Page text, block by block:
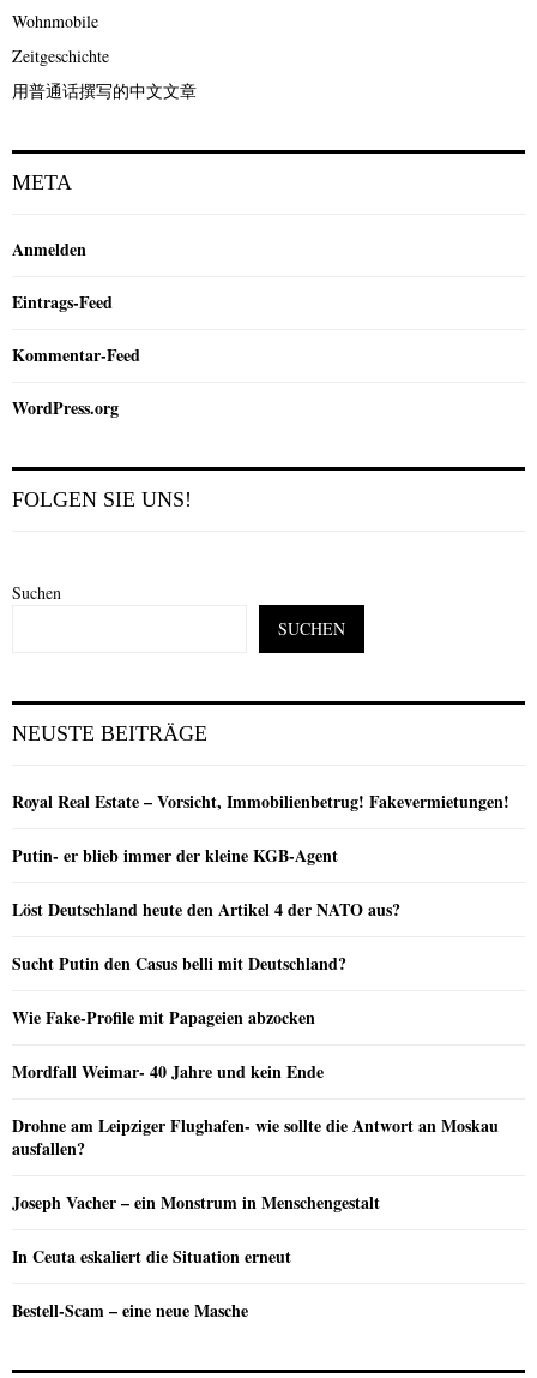
Wohnmobile
Zeitgeschichte
用普通话撰写的中文文章
META
Anmelden
Eintrags-Feed
Kommentar-Feed
WordPress.org
FOLGEN SIE UNS!
Suchen
SUCHEN
NEUSTE BEITRÄGE
Royal Real Estate – Vorsicht, Immobilienbetrug! Fakevermietungen!
Putin- er blieb immer der kleine KGB-Agent
Löst Deutschland heute den Artikel 4 der NATO aus?
Sucht Putin den Casus belli mit Deutschland?
Wie Fake-Profile mit Papageien abzocken
Mordfall Weimar- 40 Jahre und kein Ende
Drohne am Leipziger Flughafen- wie sollte die Antwort an Moskau
ausfallen?
Joseph Vacher – ein Monstrum in Menschengestalt
In Ceuta eskaliert die Situation erneut
Bestell-Scam – eine neue Masche